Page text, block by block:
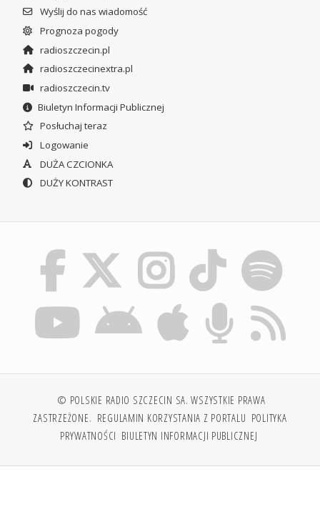
Wyślij do nas wiadomość
Prognoza pogody
radioszczecin.pl
radioszczecinextra.pl
radioszczecin.tv
Biuletyn Informacji Publicznej
Posłuchaj teraz
Logowanie
DUŻA CZCIONKA
DUŻY KONTRAST
© POLSKIE RADIO SZCZECIN SA. WSZYSTKIE PRAWA
ZASTRZEŻONE. REGULAMIN KORZYSTANIA Z PORTALU POLITYKA
PRYWATNOŚCI BIULETYN INFORMACJI PUBLICZNEJ